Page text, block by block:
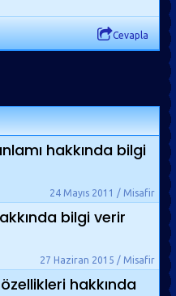
Cevapla
hakkında bilgi
24 Mayıs 2011 / Misafir
bilgi verir
27 Haziran 2015 / Misafir
hakkında